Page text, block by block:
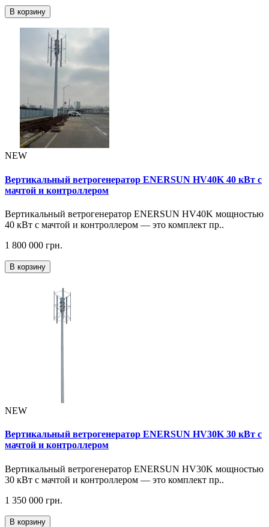
В корзину
NEW
Вертикальный ветрогенератор ENERSUN HV40K 40 кВт с
мачтой и контроллером
Вертикальный ветрогенератор ENERSUN HV40K мощностью
40 кВт с мачтой и контроллером — это комплект пр..
1 800 000 грн.
В корзину
NEW
Вертикальный ветрогенератор ENERSUN HV30K 30 кВт с
мачтой и контроллером
Вертикальный ветрогенератор ENERSUN HV30K мощностью
30 кВт с мачтой и контроллером — это комплект пр..
1 350 000 грн.
В корзину